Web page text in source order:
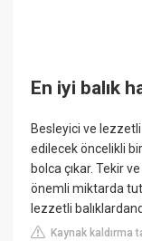
En iyi balık
Besleyici ve
edilecek öncelikli bir
bolca çıkar. Tekir
önemli miktarda
lezzetli
Kaynak kaldırma